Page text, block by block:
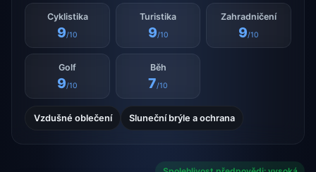
Cyklistika
9/10
Turistika
9/10
Zahradničení
9/10
Golf
9/10
Běh
7/10
Vzdušné oblečení Sluneční brýle a ochrana